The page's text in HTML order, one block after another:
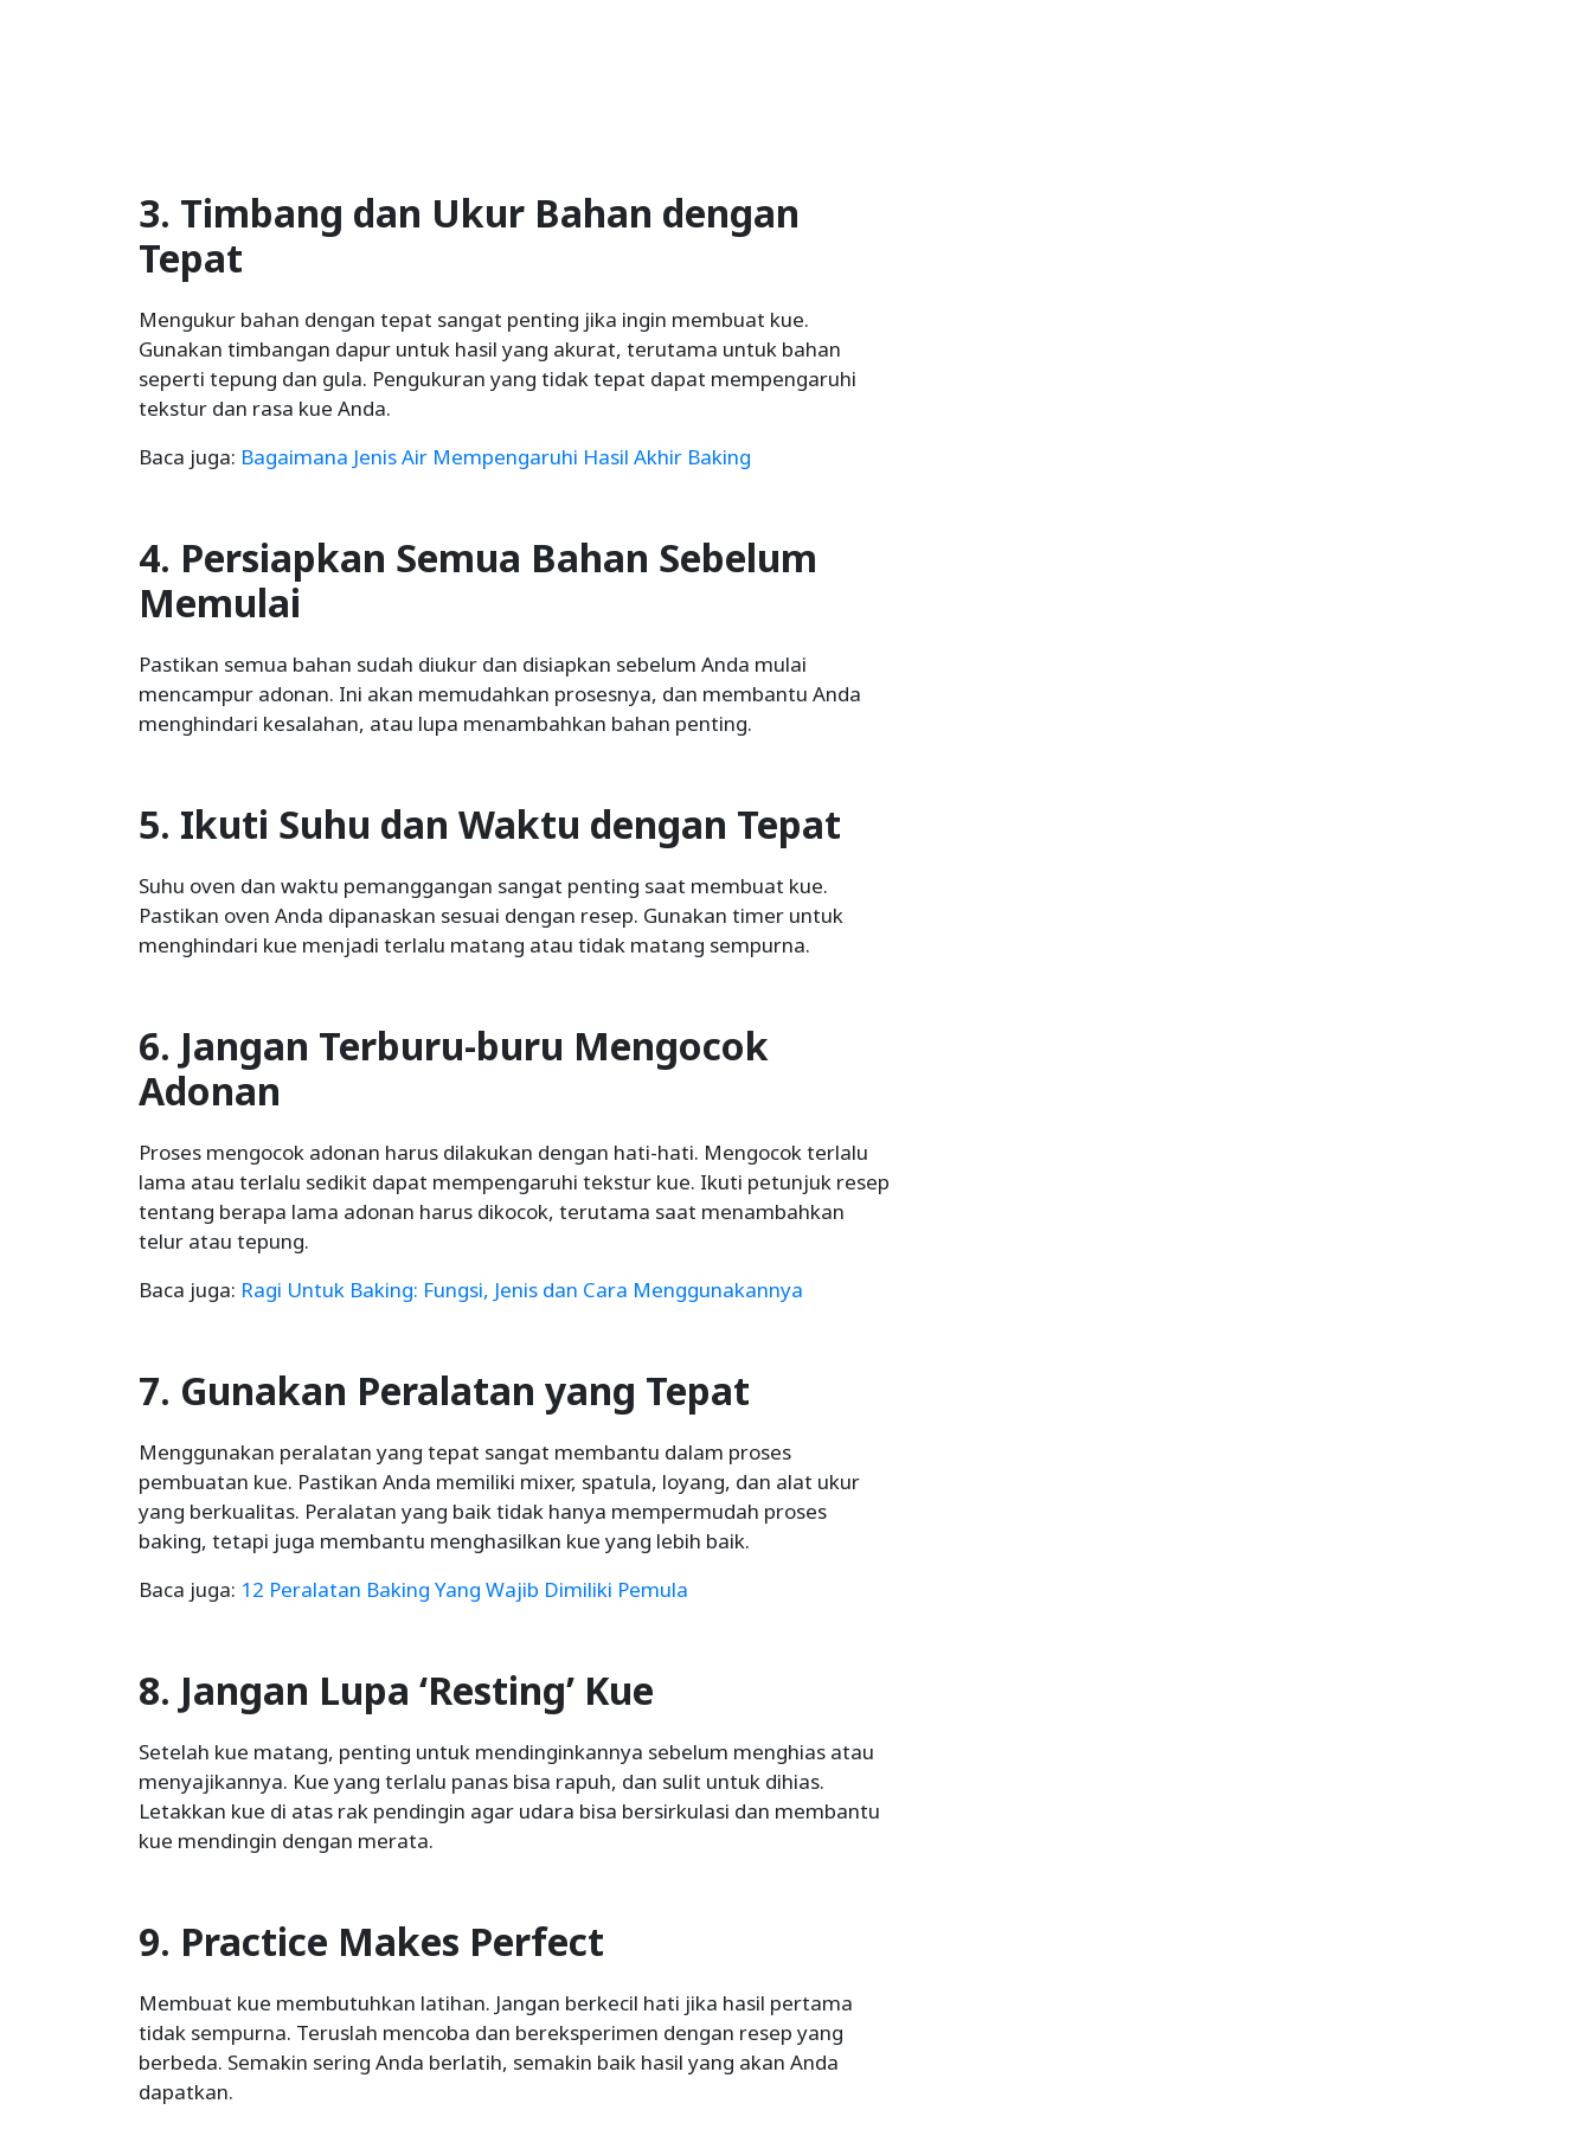
3. Timbang dan Ukur Bahan dengan
Tepat
Mengukur bahan dengan tepat sangat penting jika ingin membuat kue.
Gunakan timbangan dapur untuk hasil yang akurat, terutama untuk bahan
seperti tepung dan gula. Pengukuran yang tidak tepat dapat mempengaruhi
tekstur dan rasa kue Anda.
Baca juga: Bagaimana Jenis Air Mempengaruhi Hasil Akhir Baking
4. Persiapkan Semua Bahan Sebelum
Memulai
Pastikan semua bahan sudah diukur dan disiapkan sebelum Anda mulai
mencampur adonan. Ini akan memudahkan prosesnya, dan membantu Anda
menghindari kesalahan, atau lupa menambahkan bahan penting.
5. Ikuti Suhu dan Waktu dengan Tepat
Suhu oven dan waktu pemanggangan sangat penting saat membuat kue.
Pastikan oven Anda dipanaskan sesuai dengan resep. Gunakan timer untuk
menghindari kue menjadi terlalu matang atau tidak matang sempurna.
6. Jangan Terburu-buru Mengocok
Adonan
Proses mengocok adonan harus dilakukan dengan hati-hati. Mengocok terlalu
lama atau terlalu sedikit dapat mempengaruhi tekstur kue. Ikuti petunjuk resep
tentang berapa lama adonan harus dikocok, terutama saat menambahkan
telur atau tepung.
Baca juga: Ragi Untuk Baking: Fungsi, Jenis dan Cara Menggunakannya
7. Gunakan Peralatan yang Tepat
Menggunakan peralatan yang tepat sangat membantu dalam proses
pembuatan kue. Pastikan Anda memiliki mixer, spatula, loyang, dan alat ukur
yang berkualitas. Peralatan yang baik tidak hanya mempermudah proses
baking, tetapi juga membantu menghasilkan kue yang lebih baik.
Baca juga: 12 Peralatan Baking Yang Wajib Dimiliki Pemula
8. Jangan Lupa ‘Resting’ Kue
Setelah kue matang, penting untuk mendinginkannya sebelum menghias atau
menyajikannya. Kue yang terlalu panas bisa rapuh, dan sulit untuk dihias.
Letakkan kue di atas rak pendingin agar udara bisa bersirkulasi dan membantu
kue mendingin dengan merata.
9. Practice Makes Perfect
Membuat kue membutuhkan latihan. Jangan berkecil hati jika hasil pertama
tidak sempurna. Teruslah mencoba dan bereksperimen dengan resep yang
berbeda. Semakin sering Anda berlatih, semakin baik hasil yang akan Anda
dapatkan.